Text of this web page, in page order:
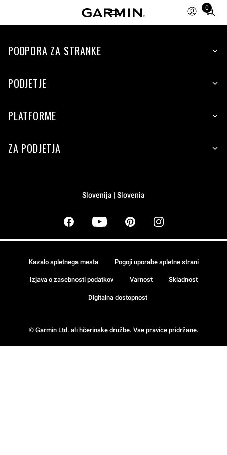
0
Total
items
cart:
PODPORA ZA STRANKE
PODJETJE
PLATFORME
ZA PODJETJA
Slovenija | Slovenia
© Garmin Ltd. ali hčerinske družbe. Vse pravice pridržane.
Kazalo spletnega mesta Pogoji uporabe spletne strani
Izjava o zasebnosti podatkov Varnost Skladnost
Digitalna dostopnost